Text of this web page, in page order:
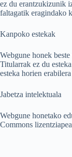
ez du erantzukizunik
faltagatik eragindako
Kanpoko estekak
Webgune honek
Titularrak ez du
esteka horien
Jabetza intelektuala
Webgune honetako
Commons